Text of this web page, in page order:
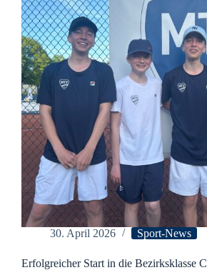
30. April 2026 Sport-News
Erfolgreicher Start in die Bezirksklasse C